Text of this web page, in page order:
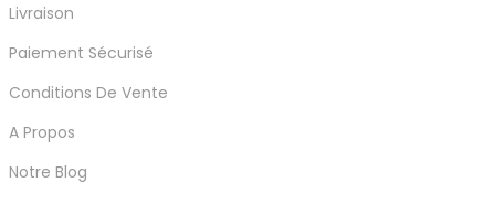
Livraison
Paiement Sécurisé
Conditions De Vente
A Propos
Notre Blog